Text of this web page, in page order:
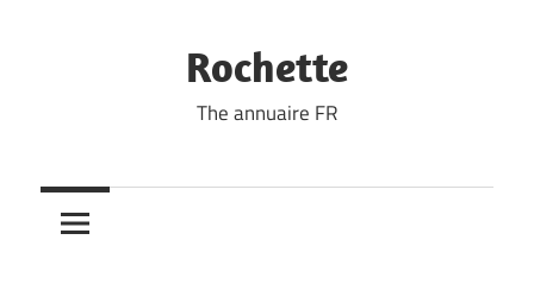
Rochette
The annuaire FR